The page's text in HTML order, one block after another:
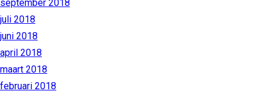
september 2018
juli 2018
juni 2018
april 2018
maart 2018
februari 2018